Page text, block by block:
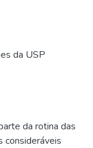
da USP
da rotina das
consideráveis